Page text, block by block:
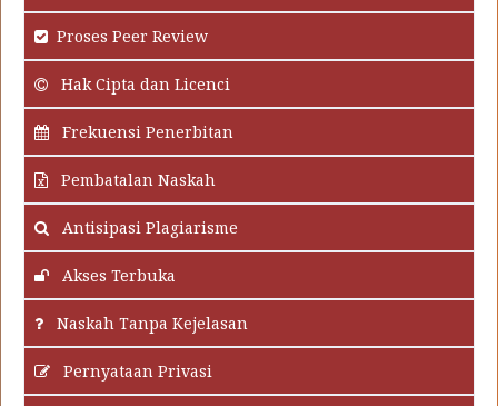
Proses Peer Review
Hak Cipta dan Licenci
Frekuensi Penerbitan
Pembatalan Naskah
Antisipasi Plagiarisme
Akses Terbuka
Naskah Tanpa Kejelasan
Pernyataan Privasi